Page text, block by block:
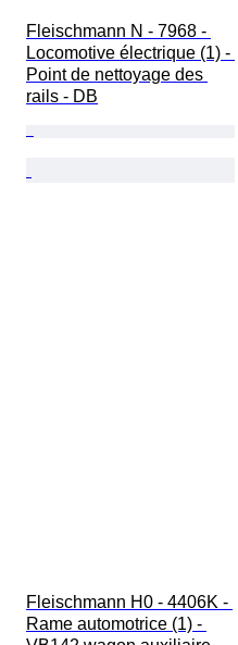
Fleischmann N - 7968 -
Locomotive électrique (1) -
Point de nettoyage des
rails - DB
Fleischmann H0 - 4406K -
Rame automotrice (1) -